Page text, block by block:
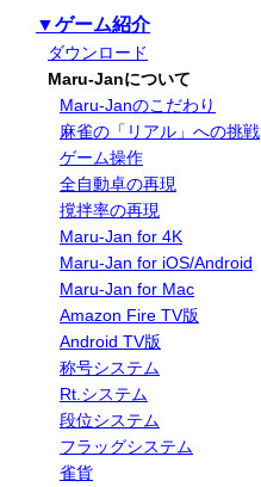
▼ゲーム紹介
ダウンロード
Maru-Janについて
Maru-Janのこだわり
麻雀の「リアル」への挑戦
ゲーム操作
全自動卓の再現
撹拌率の再現
Maru-Jan for 4K
Maru-Jan for iOS/Android
Maru-Jan for Mac
Amazon Fire TV版
Android TV版
称号システム
Rt.システム
段位システム
フラッグシステム
雀貨